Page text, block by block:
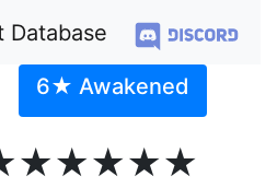
Database
6★ Awakened